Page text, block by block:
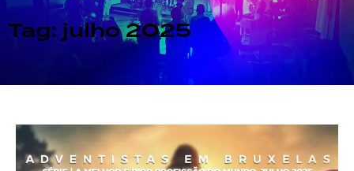
Tag: julho 2025